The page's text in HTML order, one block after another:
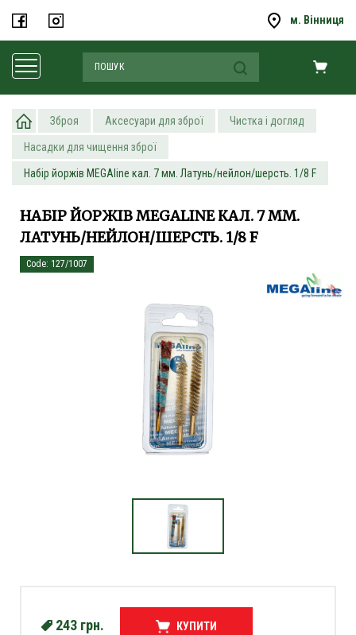
м. Вінниця
Зброя Аксесуари для зброї Чистка і догляд
Насадки для чищення зброї
Набір йоржів MEGAline кал. 7 мм. Латунь/нейлон/шерсть. 1/8 F
НАБІР ЙОРЖІВ MEGALINE КАЛ. 7 ММ.
ЛАТУНЬ/НЕЙЛОН/ШЕРСТЬ. 1/8 F
Code: 127/1007
243 грн. КУПИТИ